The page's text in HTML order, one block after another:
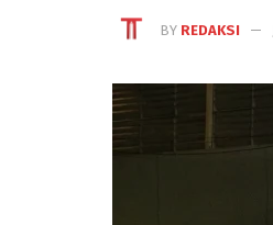
BY REDAKSI